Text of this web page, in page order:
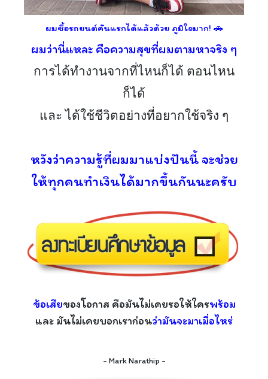
ผมซื้อรถยนต์คันแรกได้แล้วด้วย ภูมิใจมาก! 🚗
ผมว่านี่แหละ คือความสุขที่ผมตามหาจริง ๆ
การได้ทำงานจากที่ไหนก็ได้ ตอนไหน
ก็ได้
และ ได้ใช้ชีวิตอย่างที่อยากใช้จริง ๆ
หวังว่าความรู้ที่ผมมาแบ่งปันนี้ จะช่วย
ให้ทุกคนทำเงินได้มากขึ้นกันนะครับ
ข้อเสียของโอกาส คือมันไม่เคยรอให้ใครพร้อม
และ มันไม่เคยบอกเราก่อนว่ามันจะมาเมื่อไหร่
- Mark Narathip -